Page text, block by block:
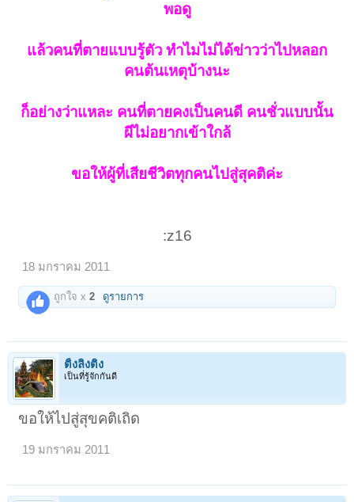
พอดู
แล้วคนที่ตายแบบรู้ตัว ทำไมไม่ได้ข่าวว่าไปหลอก
คนต้นเหตุบ้างนะ
ก็อย่างว่าแหละ คนที่ตายคงเป็นคนดี คนชั่วแบบนั้น
ผีไม่อยากเข้าใกล้
ขอให้ผู้ที่เสียชีวิตทุกคนไปสู่สุคติค่ะ
:z16​
18 มกราคม 2011
ถูกใจ x2 ดูรายการ
ติ้งลิงติง
เป็นที่รู้จักกันดี
ขอให้ไปสู่สุขคติเถิด
19 มกราคม 2011